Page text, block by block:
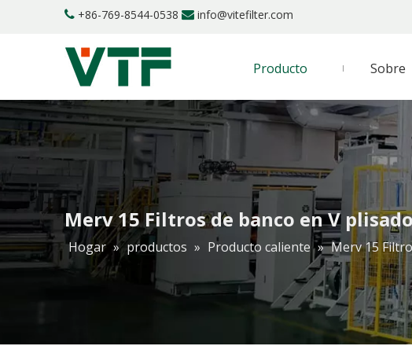
 +86-769-8544-0538  info@vitefilter.com
Producto Sobre
Merv 15 Filtros de banco en V
Hogar » productos » Producto caliente » Merv 15